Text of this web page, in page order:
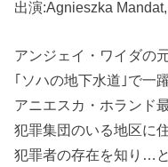
出演:Agnieszka
アンジェイ・ワイダの
｢ソハの地下水道｣で一
アニエスカ・ホランド
犯罪集団のいる地区に
犯罪者の存在を知り…